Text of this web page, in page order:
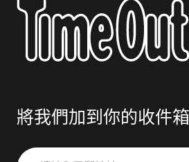
將我們加到你的收件箱
請